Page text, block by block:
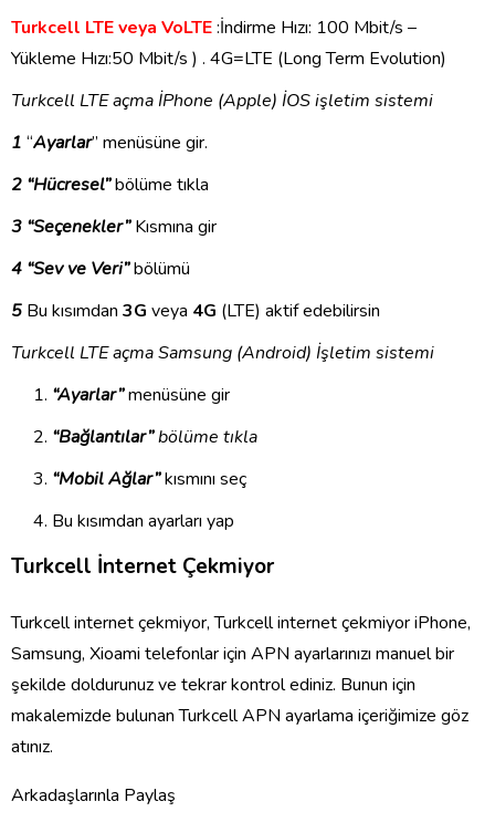
Turkcell LTE veya VoLTE:İndirme Hızı: 100 Mbit/s –
Yükleme Hızı:50 Mbit/s ) . 4G=LTE (Long Term Evolution)
Turkcell LTE açma İPhone (Apple) İOS işletim sistemi
1 “Ayarlar” menüsüne gir.
2 “Hücresel”bölüme tıkla
3 “Seçenekler”Kısmına gir
4 “Sev ve Veri”bölümü
5 Bu kısımdan 3G veya 4G (LTE) aktif edebilirsin
Turkcell LTE açma Samsung (Android) İşletim sistemi
“Ayarlar”menüsüne gir
“Bağlantılar”bölüme tıkla
“Mobil Ağlar”kısmını seç
Bu kısımdan ayarları yap
Turkcell İnternet Çekmiyor
Turkcell internet çekmiyor, Turkcell internet çekmiyor iPhone,
Samsung, Xioami telefonlar için APN ayarlarınızı manuel bir
şekilde doldurunuz ve tekrar kontrol ediniz. Bunun için
makalemizde bulunan Turkcell APN ayarlama içeriğimize göz
atınız.
Arkadaşlarınla Paylaş